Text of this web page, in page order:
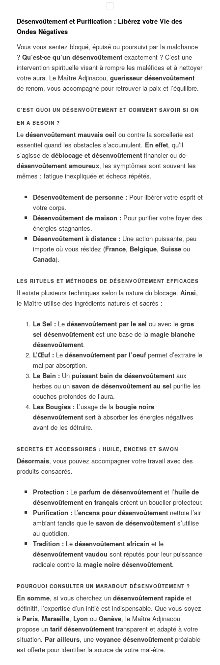
Désenvoûtement et Purification : Libérez votre Vie des
Ondes Négatives
Vous vous sentez bloqué, épuisé ou poursuivi par la malchance
?Qu’est-ce qu’un désenvoûtement exactement ? C’est une
intervention spirituelle visant à rompre les maléfices et à nettoyer
votre aura. Le Maître Adjinacou,guerisseur désenvoûtement
de renom, vous accompagne pour retrouver la paix et l’équilibre.
C’EST QUOI UN DÉSENVOÛTEMENT ET COMMENT SAVOIR SI ON
EN A BESOIN ?
Ledésenvoûtement mauvais oeil ou contre la sorcellerie est
essentiel quand les obstacles s’accumulent. En effet, qu’il
s’agisse dedéblocage et désenvoûtement financier ou de
désenvoûtement amoureux, les symptômes sont souvent les
mêmes : fatigue inexpliquée et échecs répétés.
Désenvoûtement de personne :Pour libérer votre esprit et
votre corps.
Désenvoûtement de maison :Pour purifier votre foyer des
énergies stagnantes.
Désenvoûtement à distance :Une action puissante, peu
importe où vous résidez (France, Belgique, Suisseou
Canada).
LES RITUELS ET MÉTHODES DE DÉSENVOÛTEMENT EFFICACES
Il existe plusieurs techniques selon la nature du blocage.Ainsi,
le Maître utilise des ingrédients naturels et sacrés :
Le Sel :Le désenvoûtement par le sel ou avec le gros
sel désenvoûtementest une base de la magie blanche
désenvoûtement.
L’Œuf :Le désenvoûtement par l’oeufpermet d’extraire le
mal par absorption.
Le Bain :Un puissant bain de désenvoûtementaux
herbes ou un savon de désenvoûtement au sel purifie les
couches profondes de l’aura.
Les Bougies :L’usage de la bougie noire
désenvoûtementsert à absorber les énergies négatives
avant de les détruire.
SECRETS ET ACCESSOIRES : HUILE, ENCENS ET SAVON
Désormais, vous pouvez accompagner votre travail avec des
produits consacrés.
Protection :Le parfum de désenvoûtementet l’huile de
désenvoûtement en françaiscréent un bouclier protecteur.
Purification :L’encens pour désenvoûtementnettoie l’air
ambiant tandis que le savon de désenvoûtements’utilise
au quotidien.
Tradition :Le désenvoûtement africain et le
désenvoûtement vaudou sont réputés pour leur puissance
radicale contre la magie noire désenvoûtement.
POURQUOI CONSULTER UN MARABOUT DÉSENVOÛTEMENT ?
En somme, si vous cherchez undésenvoûtement rapide et
définitif, l’expertise d’un initié est indispensable. Que vous soyez
à Paris,Marseille, Lyon ouGenève, le Maître Adjinacou
propose untarif désenvoûtement transparent et adapté à votre
situation. Par ailleurs, unevoyance désenvoûtement préalable
est offerte pour identifier la source de votre mal-être.